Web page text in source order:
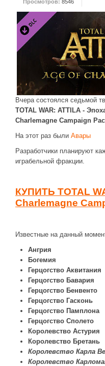
ДРУГИЕ ИГРЫ
Серия игр Mount and Blade
Вселенные Warhammer
Warhammer 40.000: Dawn of
Серия игр «История войн»
Серия игр «King Arthur»
КРЕАТИВ
Творчество СиЧевиков
Блоги о рыбалке
Черный Гетман (роман)
Загадки и тайны истории
Новое время
Крестовые походы
Античность
Средние века
Просмотров: 8546
Вчера состоялся седьмой
TOTAL WAR: ATTILA -
Charlemagne Campaign
На этот раз были Авары
Разработчики планируют
играбельной фракции.
КУПИТЬ TOTAL
Charlemagne
Известные на данный
Ангрия
Богемия
Герцогство Аквитания
Герцогство Бавария
Герцогство Бенвенто
Герцогство Гасконь
Герцогство Памплона
Герцогство Сполето
Королевство Астурия
Королевство Бретань
Королевство Карла
Королевство